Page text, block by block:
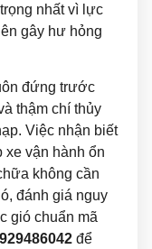
nhất vì lực
gây hư hỏng
đứng trước
thậm chí thủy
Việc nhận biết
xe vận hành ổn
không cần
đánh giá nguy
gió chuẩn mã
để